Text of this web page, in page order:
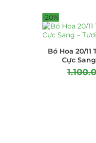
-20%
Bó Hoa 20/
Cực